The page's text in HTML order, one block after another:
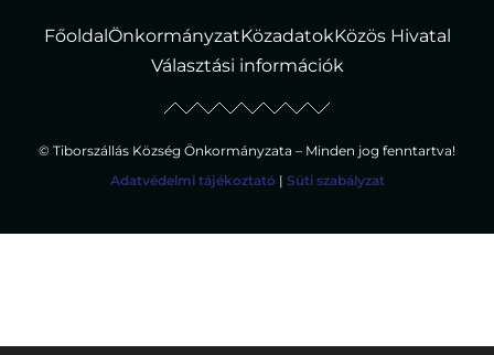
FőoldalÖnkormányzatKözadatokKözös Hivatal
Választási információk
© Tiborszállás Község Önkormányzata – Minden jog fenntartva!
Adatvédelmi tájékoztató | Süti szabályzat